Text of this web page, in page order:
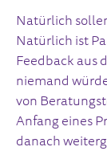
Natürlich
Natürlich ist
Feedback aus
niemand
von
Anfang eines
danach